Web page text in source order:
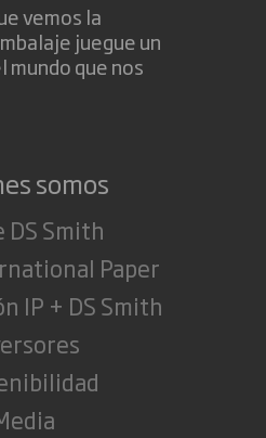
vemos la
juegue un
que nos
somos
DS Smith
Paper
IP + DS Smith